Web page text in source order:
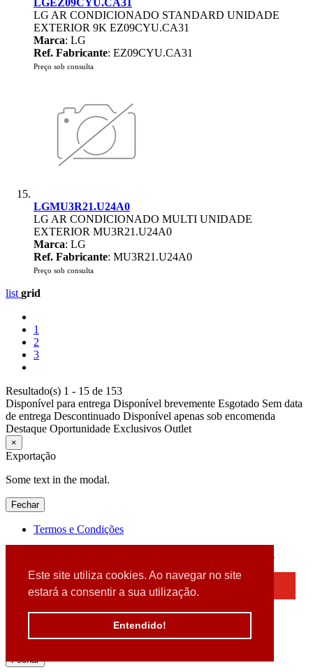
Este site utiliza cookies. Ao navegar no site
estará a consentir a sua utilização.
Entendido!
LGEZ09CYU.CA31
LG AR CONDICIONADO STANDARD UNIDADE
EXTERIOR 9K EZ09CYU.CA31
Marca: LG
Ref. Fabricante: EZ09CYU.CA31
Preço sob consulta
LGMU3R21.U24A0
LG AR CONDICIONADO MULTI UNIDADE
EXTERIOR MU3R21.U24A0
Marca: LG
Ref. Fabricante: MU3R21.U24A0
Preço sob consulta
list grid
1
2
3
Resultado(s) 1 - 15 de 153
Disponível para entrega Disponível brevemente Esgotado Sem data
de entrega Descontinuado Disponível apenas sob encomenda
Destaque Oportunidade Exclusivos Outlet
×
Exportação
Some text in the modal.
Fechar
Termos e Condições
Detectamos que está a usar um browser desatualizado
Por favor, atualize o seu browser
para garantir uma melhor experiência.
Fechar